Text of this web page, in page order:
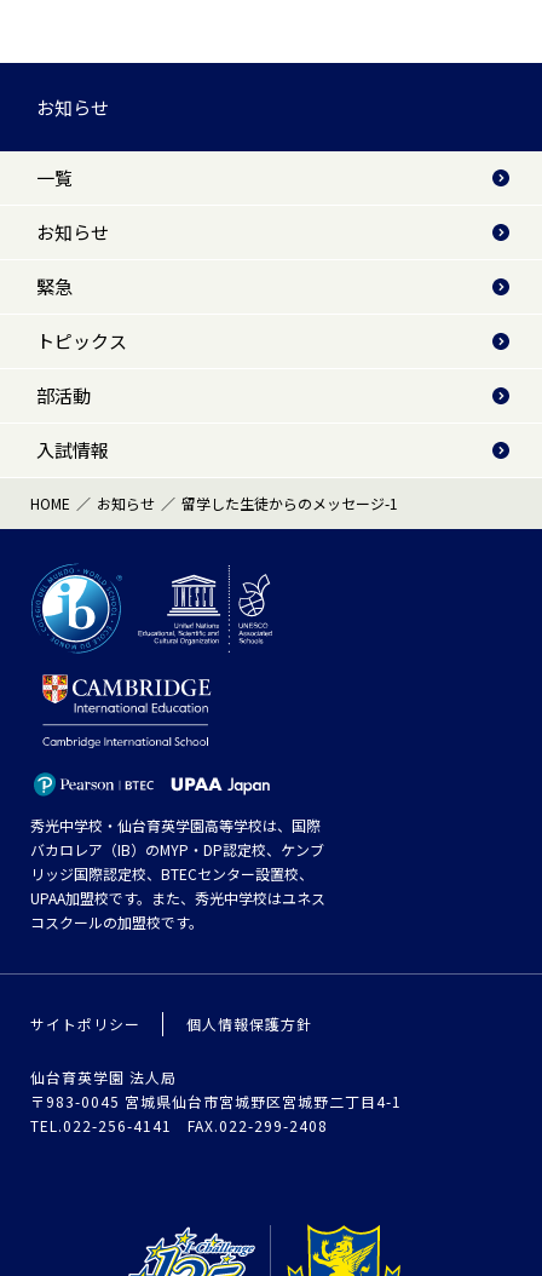
お知らせ
一覧
お知らせ
緊急
トピックス
部活動
入試情報
HOME お知らせ 留学した生徒からのメッセージ-1
秀光中学校・仙台育英学園高等学校は、国際
バカロレア（IB）のMYP・DP認定校、ケンブ
リッジ国際認定校、BTECセンター設置校、
UPAA加盟校です。また、秀光中学校はユネス
コスクールの加盟校です。
サイトポリシー 個人情報保護方針
仙台育英学園 法人局
〒983-0045 宮城県仙台市宮城野区宮城野二丁目4-1
TEL.022-256-4141 FAX.022-299-2408